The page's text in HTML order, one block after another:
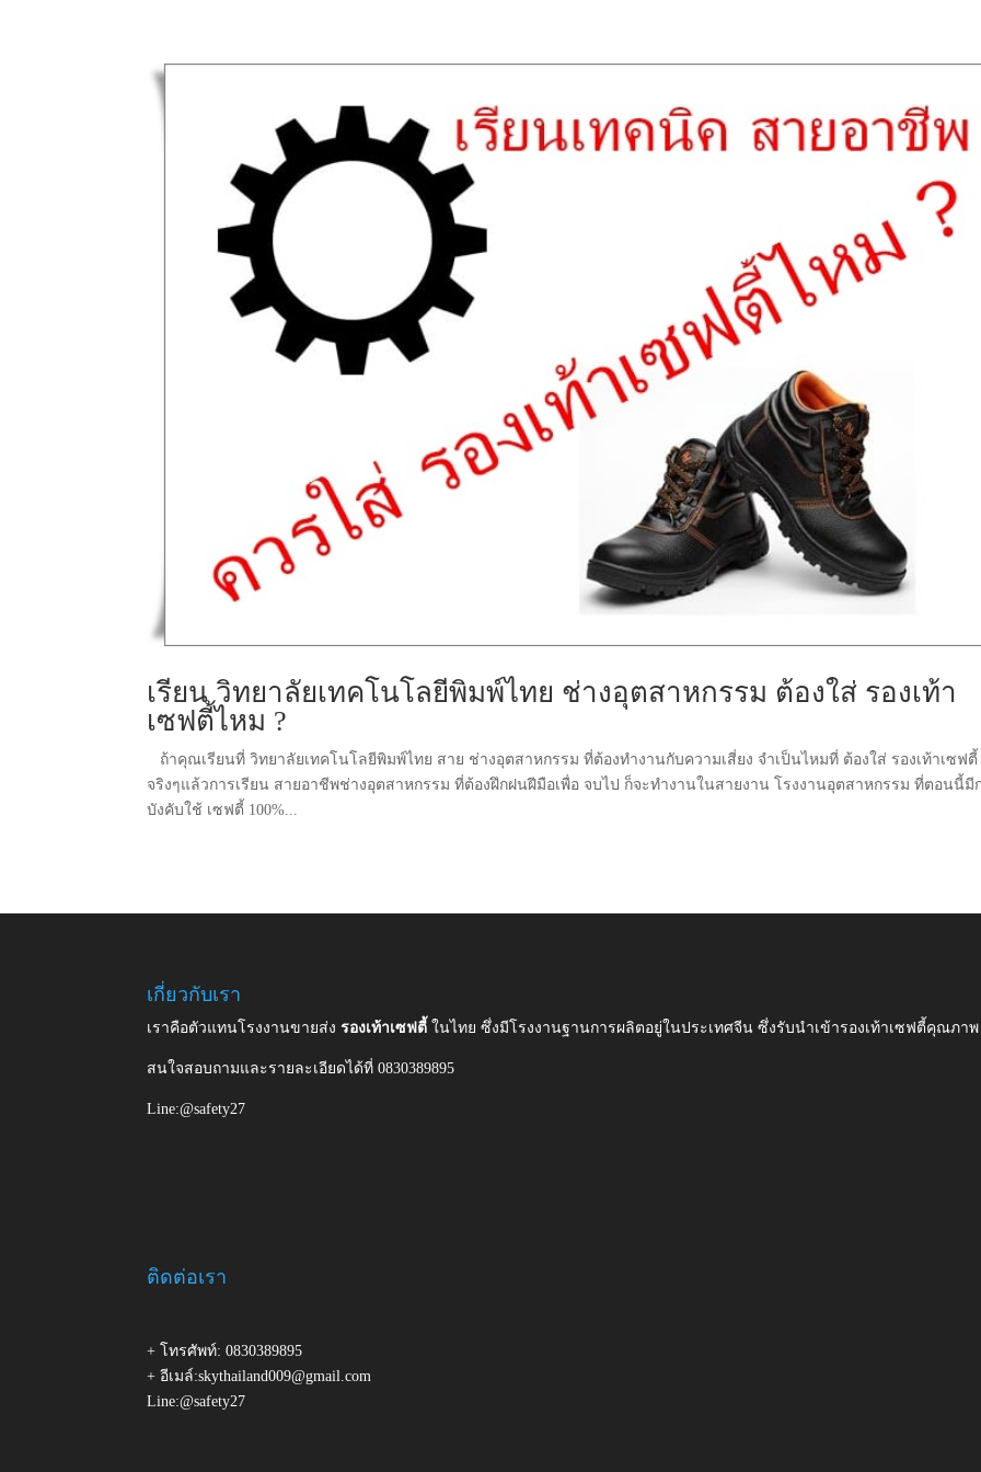
เรียน วิทยาลัยเทคโนโลยีพิมพ์ไทย ช่างอุตสาหกรรม ต้องใส่ รองเท้า
เซฟตี้ไหม ?
ถ้าคุณเรียนที่ วิทยาลัยเทคโนโลยีพิมพ์ไทย สาย ช่างอุตสาหกรรม ที่ต้องทำงานกับความเสี่ยง จำเป็นไหมที่ ต้องใส่ รองเท้าเซฟตี้
จริงๆแล้วการเรียน สายอาชีพช่างอุตสาหกรรม ที่ต้องฝึกฝนฝีมือเพื่อ จบไป ก็จะทำงานในสายงาน โรงงานอุตสาหกรรม ที่ตอนนี้มี
บังคับใช้ เซฟตี้ 100%...
เกี่ยวกับเรา
เราคือตัวแทนโรงงานขายส่งรองเท้าเซฟตี้ในไทย ซึ่งมีโรงงานฐานการผลิตอยู่ในประเทศจีน ซึ่งรับนำเข้ารองเท้าเซฟตี้คุณภ
สนใจสอบถามและรายละเอียดได้ที่ 0830389895
Line:@safety27
ติดต่อเรา
+ โทรศัพท์: 0830389895
+ อีเมล์:skythailand009@gmail.com
Line:@safety27